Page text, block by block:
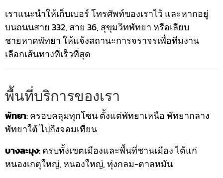
เราแนะนำให้เก็บเบอร์ โทรศัพท์ของเราไว้ และหากอยู่
บนถนนสาย 332, สาย 36, สุขุมวิทพัทยา หรือเลียบ
ชายหาดพัทยา ให้แจ้งสถานะการจราจรเพื่อทีมงาน
เลือกเส้นทางที่เร็วที่สุด
พื้นที่บริการของเรา
พัทยา: ครอบคลุมทุกโซน ตั้งแต่พัทยาเหนือ พัทยากลาง
พัทยาใต้ ไปถึงจอมเทียน
บางละมุง: ครบทั้งเขตเมืองและพื้นที่ชานเมือง ได้แก่
หนองเกตุใหญ่, หนองใหญ่, ทุ่งกลม-ตาลหมัน